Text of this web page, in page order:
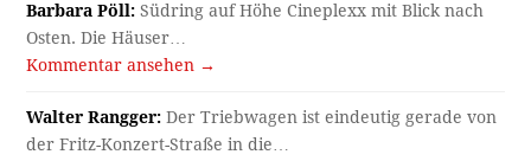
Barbara Pöll: Südring auf Höhe Cineplexx mit Blick nach
Osten. Die Häuser…
Kommentar ansehen →
Walter Rangger: Der Triebwagen ist eindeutig gerade von
der Fritz-Konzert-Straße in die…